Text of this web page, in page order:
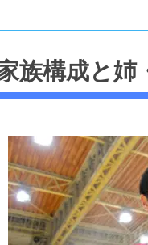
族構成と姉